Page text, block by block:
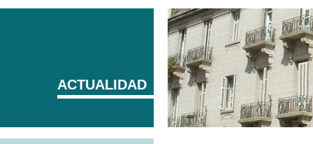
ACTUALIDAD